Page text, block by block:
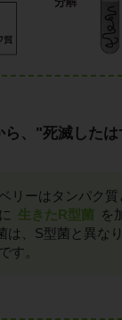
ら、"死滅した
リーはタンパク質
生きたR型菌 を
は、S型菌と異な
す。